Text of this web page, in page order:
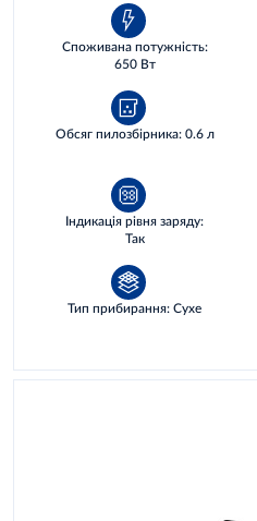
Споживана потужність:
650 Вт
Обсяг пилозбірника: 0.6 л
Індикація рівня заряду:
Так
Тип прибирання: Сухе